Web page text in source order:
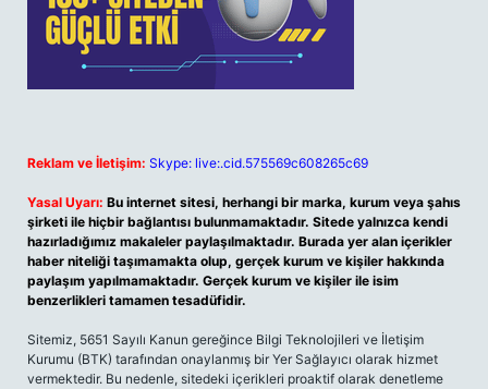
Reklam ve İletişim: Skype: live:.cid.575569c608265c69
Yasal Uyarı: Bu internet sitesi, herhangi bir marka, kurum veya şahıs
şirketi ile hiçbir bağlantısı bulunmamaktadır. Sitede yalnızca kendi
hazırladığımız makaleler paylaşılmaktadır. Burada yer alan içerikler
haber niteliği taşımamakta olup, gerçek kurum ve kişiler hakkında
paylaşım yapılmamaktadır. Gerçek kurum ve kişiler ile isim
benzerlikleri tamamen tesadüfidir.
Sitemiz, 5651 Sayılı Kanun gereğince Bilgi Teknolojileri ve İletişim
Kurumu (BTK) tarafından onaylanmış bir Yer Sağlayıcı olarak hizmet
vermektedir. Bu nedenle, sitedeki içerikleri proaktif olarak denetleme